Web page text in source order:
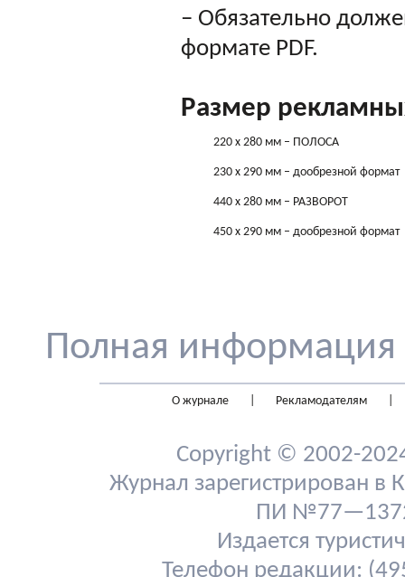
– Обязательно
формате PDF.
Размер
220 х 280 мм – ПОЛОСА
230 х 290 мм – дообрезной формат
440 х 280 мм – РАЗВОРОТ
450 х 290 мм – дообрезной формат
Полная информация
О журнале Рекламодателям
Copyright © 2002-
Журнал зарегистрирован в
ПИ
Издается
Телефон редакции: